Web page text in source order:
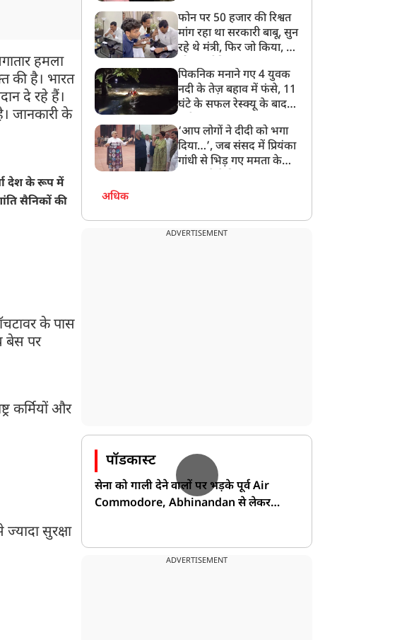
हमला
की है। भारत
दे रहे हैं।
जानकारी के
देश के रूप में
सैनिकों की
के पास
बेस पर
कर्मियों और
सुरक्षा
बेटी को गोद लें प्रधानमंत्री
फोन पर 50 हजार की रिश्वत
मांग रहा था सरकारी बाबू, सुन
रहे थे मंत्री, फिर जो किया, वो
पिकनिक मनाने गए 4 युवक
नदी के तेज़ बहाव में फंसे, 11
घंटे के सफल रेस्क्यू के बाद
‘आप लोगों ने दीदी को भगा
दिया…’, जब संसद में प्रियंका
गांधी से भिड़ गए ममता के
अधिक
ADVERTISEMENT
पॉडकास्ट
सेना को गाली देने वालों पर भड़के पूर्व Air
Commodore, Abhinandan से लेकर
ADVERTISEMENT